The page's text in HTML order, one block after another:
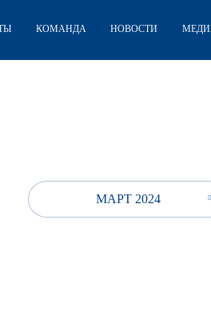
КОМАНДА НОВОСТИ
МАРТ 2024